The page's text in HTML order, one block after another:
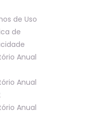
de Uso
de
Anual
Anual
Anual